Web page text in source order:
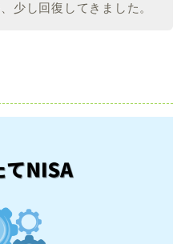
少し回復してきました。